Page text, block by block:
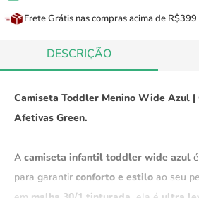
Frete Grátis nas compras acima de R$399
DESCRIÇÃO
Camiseta Toddler Menino Wide Azul |
Afetivas Green.
A camiseta infantil toddler wide azul
para garantir conforto e estilo ao seu